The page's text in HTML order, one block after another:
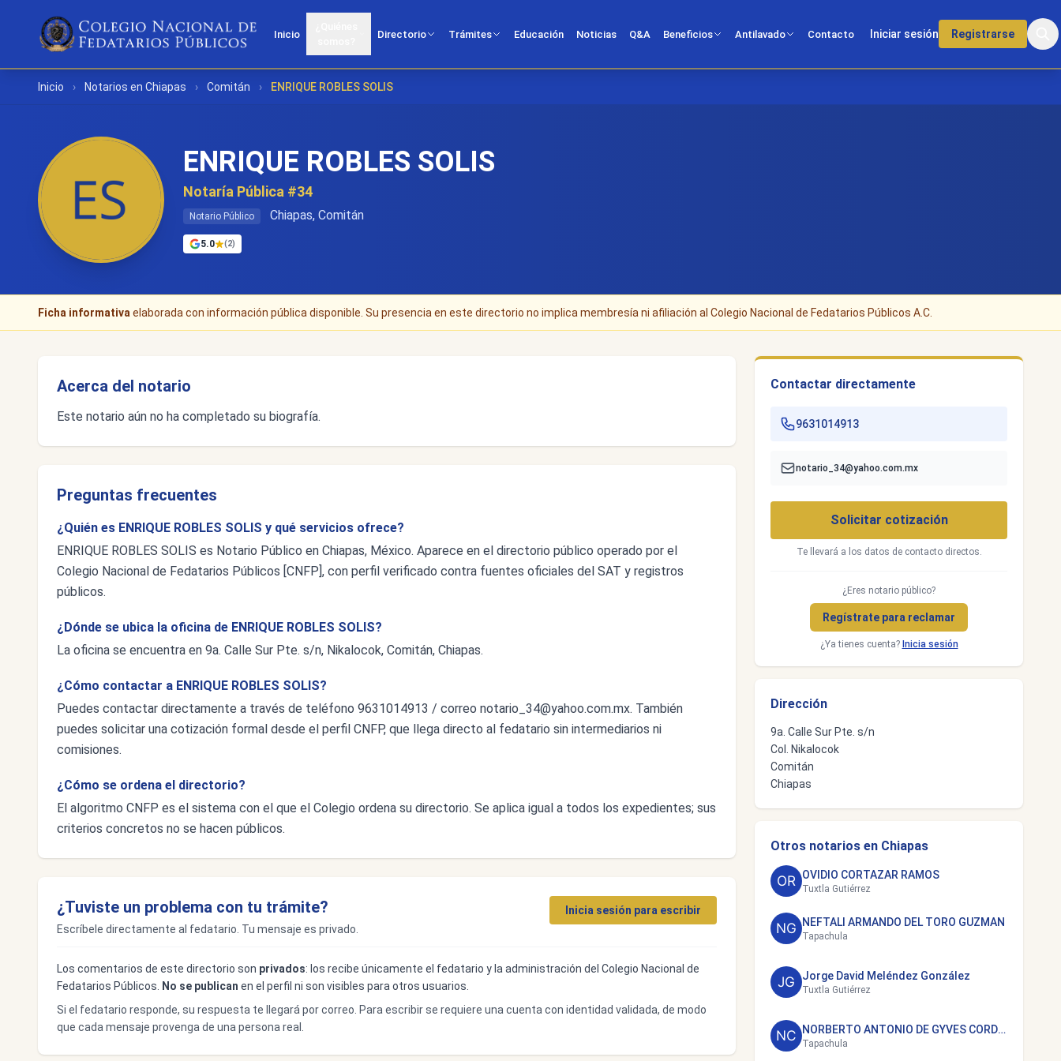
Inicio Directorio Trámites Educación Noticias Q&A Beneficios Antilavado Contacto Iniciar sesión Registrarse
Inicio › Notarios en Chiapas › Comitán › ENRIQUE ROBLES SOLIS
ENRIQUE ROBLES SOLIS
Notaría Pública #34
Notario Público Chiapas, Comitán
5.0 (2)
Ficha informativa elaborada con información pública disponible. Su presencia en este directorio no implica membresía ni afiliación al Colegio Nacional de Fedatarios Públicos A.C.
Acerca del notario
Este notario aún no ha completado su biografía.
Preguntas frecuentes
¿Quién es ENRIQUE ROBLES SOLIS y qué servicios ofrece?
ENRIQUE ROBLES SOLIS es Notario Público en Chiapas, México. Aparece en el directorio público operado por el
Colegio Nacional de Fedatarios Públicos [CNFP], con perfil verificado contra fuentes oficiales del SAT y registros
públicos.
¿Dónde se ubica la oficina de ENRIQUE ROBLES SOLIS?
La oficina se encuentra en 9a. Calle Sur Pte. s/n, Nikalocok, Comitán, Chiapas.
¿Cómo contactar a ENRIQUE ROBLES SOLIS?
Puedes contactar directamente a través de teléfono 9631014913 / correo notario_34@yahoo.com.mx. También
puedes solicitar una cotización formal desde el perfil CNFP, que llega directo al fedatario sin intermediarios ni
comisiones.
¿Cómo se ordena el directorio?
El algoritmo CNFP es el sistema con el que el Colegio ordena su directorio. Se aplica igual a todos los expedientes; sus
criterios concretos no se hacen públicos.
¿Tuviste un problema con tu trámite?
Escríbele directamente al fedatario. Tu mensaje es privado.
Inicia sesión para escribir
Los comentarios de este directorio son privados: los recibe únicamente el fedatario y la administración del Colegio Nacional de
Fedatarios Públicos.
No se publican en el perfil ni son visibles para otros usuarios.
Si el fedatario responde, su respuesta te llegará por correo. Para escribir se requiere una cuenta con identidad validada, de modo
que cada mensaje provenga de una persona real.
Contactar directamente
9631014913
notario_34@yahoo.com.mx
Solicitar cotización
Te llevará a los datos de contacto directos.
¿Eres notario público?
Regístrate para reclamar
¿Ya tienes cuenta? Inicia sesión
Dirección
9a. Calle Sur Pte. s/n
Col. Nikalocok
Comitán
Chiapas
Otros notarios en Chiapas
OVIDIO CORTAZAR RAMOS
Tuxtla Gutiérrez
NEFTALI ARMANDO DEL TORO GUZMAN
Tapachula
Jorge David Meléndez González
Tuxtla Gutiérrez
NORBERTO ANTONIO DE GYVES CORDOVA
Tapachula